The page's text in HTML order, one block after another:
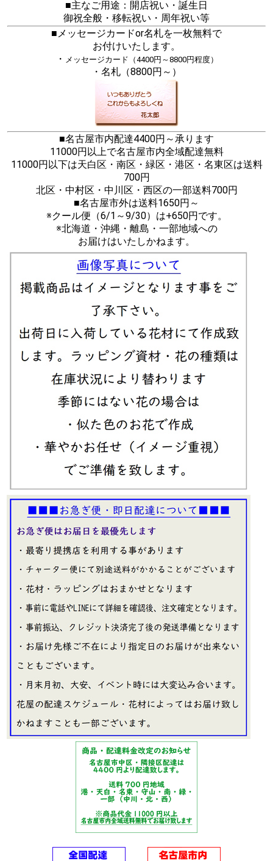
■主なご用途：開店祝い・誕生日
御祝全般・移転祝い・周年祝い等
■メッセージカードor名札を一枚無料で
お付けいたします。
・ メッセージカード（4400円～8800円程度）
・名札（8800円～）
■名古屋市内配達4400円～承ります
11000円以上で名古屋市内全域配達無料
11000円以下は天白区・南区・緑区・港区・名東区は送料
700円
北区・中村区・中川区・西区の一部送料700円
■名古屋市外は送料1650円～
※クール便（6/1～9/30）は+650円です。
※北海道・沖縄・離島・一部地域への
お届けはいたしかねます。